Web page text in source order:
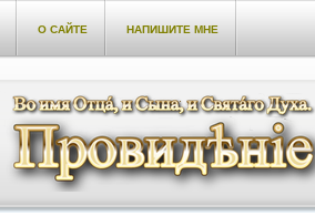
О САЙТЕ НАПИШИТЕ МНЕ